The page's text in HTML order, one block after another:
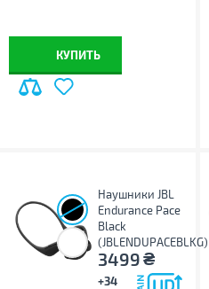
КУПИТЬ
Наушники JBL
Endurance Pace
Black
(JBLENDUPACEBLKG)
3499₴
+34